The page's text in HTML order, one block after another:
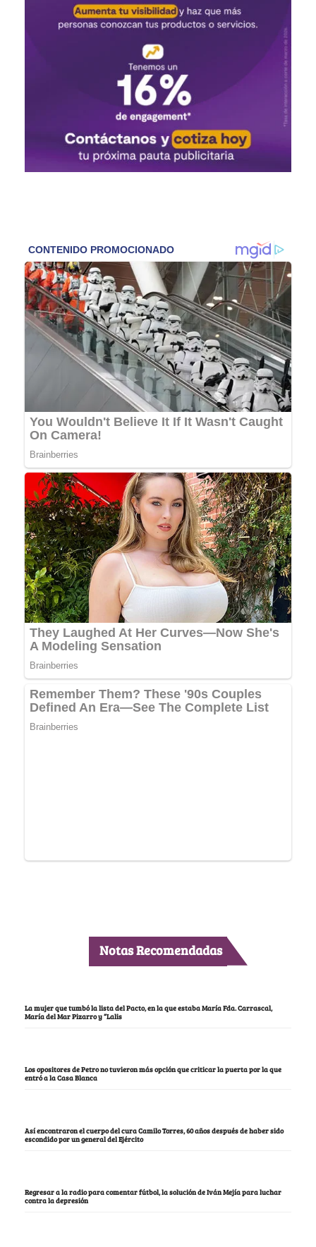
Notas Recomendadas
La mujer que tumbó la lista del Pacto, en la que estaba María Fda. Carrascal,
María del Mar Pizarro y “Lalis
Los opositores de Petro no tuvieron más opción que criticar la puerta por la que
entró a la Casa Blanca
Así encontraron el cuerpo del cura Camilo Torres, 60 años después de haber sido
escondido por un general del Ejército
Regresar a la radio para comentar fútbol, la solución de Iván Mejía para luchar
contra la depresión